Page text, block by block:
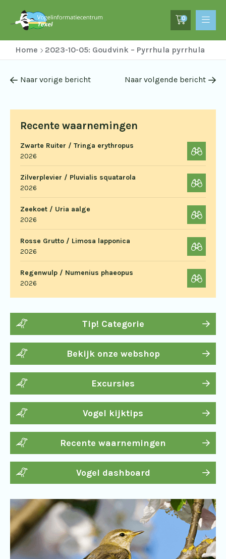
0
Home 2023-10-05: Goudvink – Pyrrhula pyrrhula
Recente waarnemingen
Zwarte Ruiter / Tringa erythropus
2026
Zilverplevier / Pluvialis squatarola
2026
Zeekoet / Uria aalge
2026
Rosse Grutto / Limosa lapponica
2026
Regenwulp / Numenius phaeopus
2026
Tip! Categorie
Bekijk onze webshop
Excursies
Vogel kijktips
Recente waarnemingen
Vogel dashboard
Naar vorige bericht Naar volgende bericht